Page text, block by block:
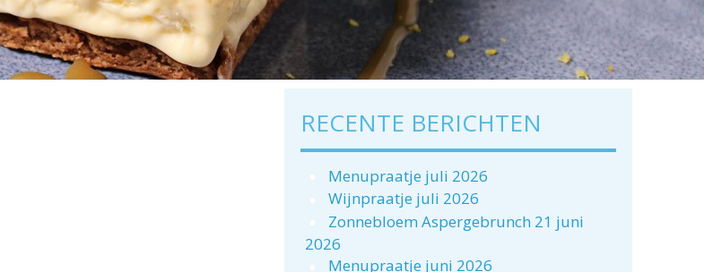
RECENTE BERICHTEN
Menupraatje juli 2026
Wijnpraatje juli 2026
Zonnebloem Aspergebrunch 21 juni
2026
Menupraatje juni 2026